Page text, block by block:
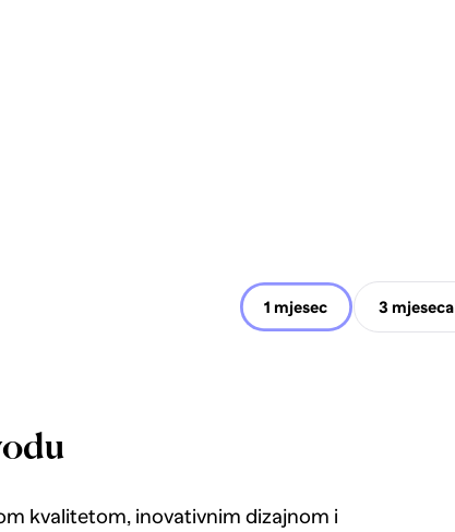
1 mjesec 3 mjeseca
kvalitetom, inovativnim dizajnom i